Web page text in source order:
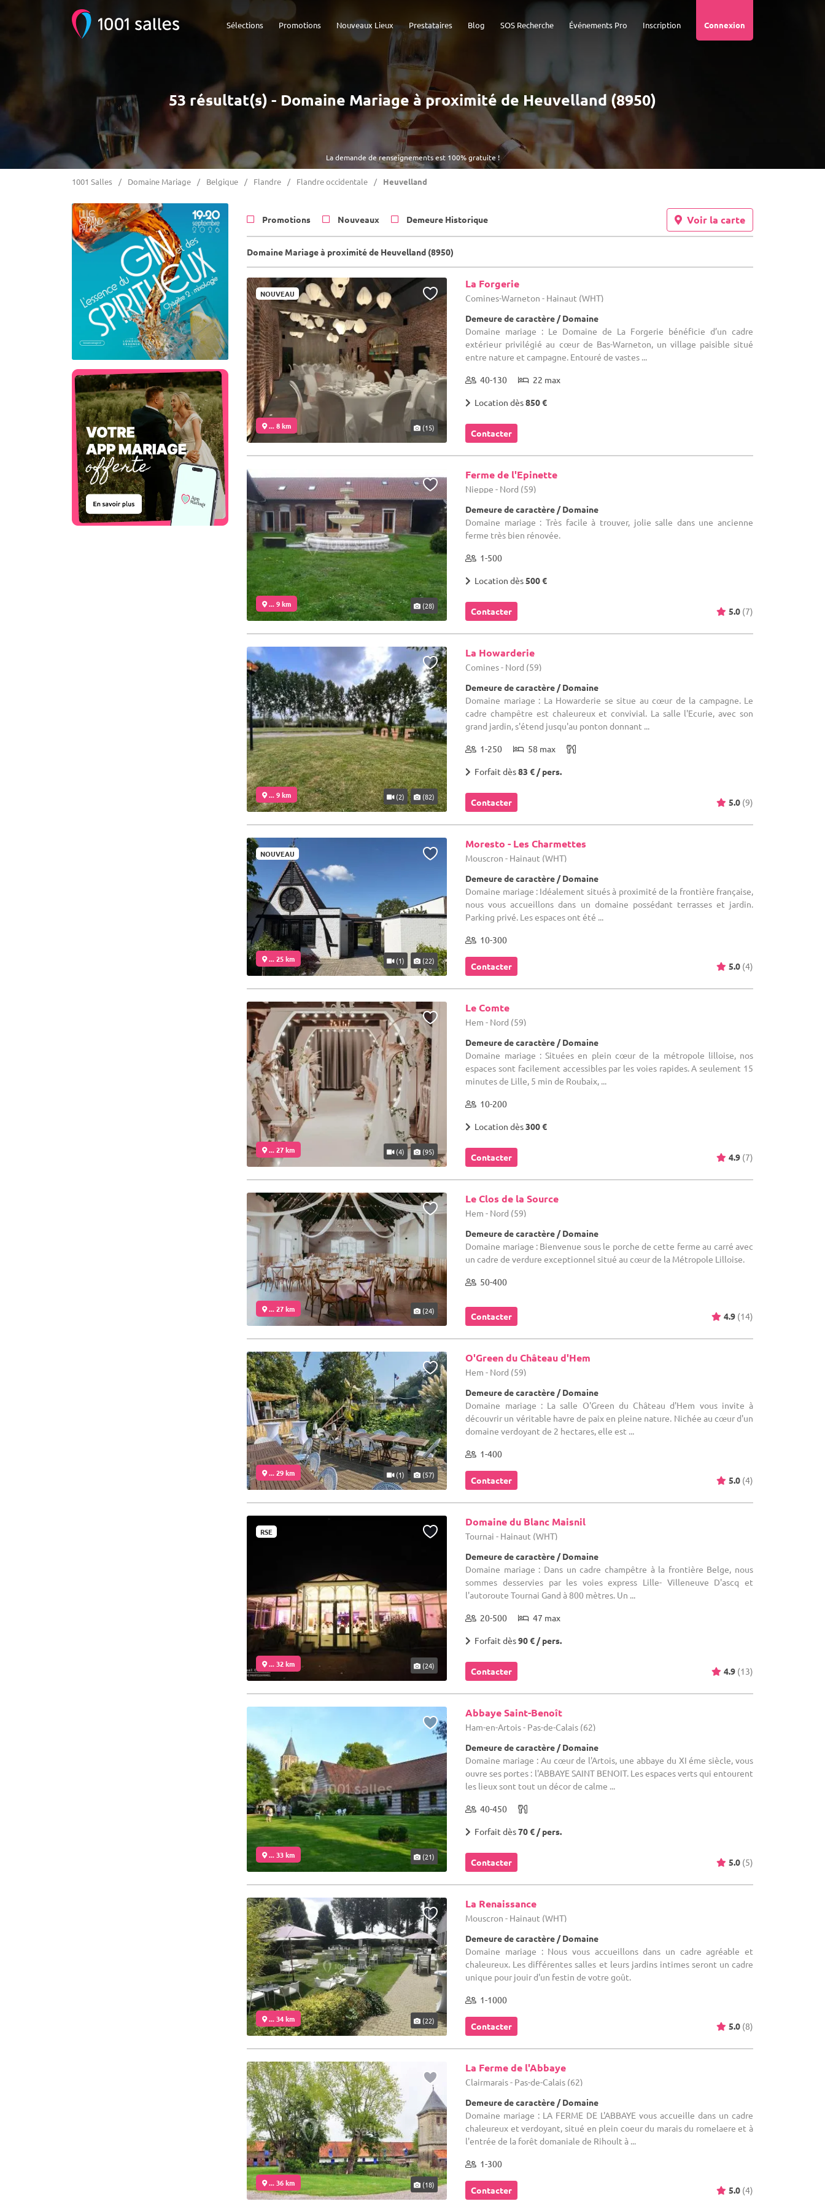
Connexion
Inscription
Événements Pro
SOS Recherche
Blog
Prestataires
Nouveaux Lieux
Promotions
Sélections
La demande de renseignements est 100% gratuite !
53 résultat(s) - Domaine Mariage à proximité de Heuvelland (8950)
1001 Salles Domaine Mariage Belgique Flandre Flandre occidentale Heuvelland
Promotions Nouveaux Demeure Historique Voir la carte
Domaine Mariage à proximité de Heuvelland (8950)
NOUVEAU
... 8 km (15)
La Forgerie
Comines-Warneton - Hainaut (WHT)
Demeure de caractère / Domaine
Domaine mariage : Le Domaine de La Forgerie bénéficie d’un cadre
extérieur privilégié au cœur de Bas-Warneton, un village paisible situé
entre nature et campagne. Entouré de vastes ...
40-130 22 max
Location dès850 €
Contacter
... 9 km (28)
Ferme de l'Epinette
Nieppe - Nord (59)
Demeure de caractère / Domaine
Domaine mariage : Très facile à trouver, jolie salle dans une ancienne
ferme très bien rénovée.
1-500
Location dès500 €
Contacter 5.0 (7)
... 9 km (2) (82)
La Howarderie
Comines - Nord (59)
Demeure de caractère / Domaine
Domaine mariage : La Howarderie se situe au cœur de la campagne. Le
cadre champêtre est chaleureux et convivial. La salle l'Ecurie, avec son
grand jardin, s'étend jusqu'au ponton donnant ...
1-250 58 max
Forfait dès83 € / pers.
Contacter 5.0 (9)
NOUVEAU
... 25 km (1) (22)
Moresto - Les Charmettes
Mouscron - Hainaut (WHT)
Demeure de caractère / Domaine
Domaine mariage : Idéalement situés à proximité de la frontière française,
nous vous accueillons dans un domaine possédant terrasses et jardin.
Parking privé. Les espaces ont été ...
10-300
Contacter 5.0 (4)
... 27 km (4) (95)
Le Comte
Hem - Nord (59)
Demeure de caractère / Domaine
Domaine mariage : Situées en plein cœur de la métropole lilloise, nos
espaces sont facilement accessibles par les voies rapides. A seulement 15
minutes de Lille, 5 min de Roubaix, ...
10-200
Location dès300 €
Contacter 4.9 (7)
... 27 km (24)
Le Clos de la Source
Hem - Nord (59)
Demeure de caractère / Domaine
Domaine mariage : Bienvenue sous le porche de cette ferme au carré avec
un cadre de verdure exceptionnel situé au cœur de la Métropole Lilloise.
50-400
Contacter 4.9 (14)
... 29 km (1) (57)
O'Green du Château d'Hem
Hem - Nord (59)
Demeure de caractère / Domaine
Domaine mariage : La salle O'Green du Château d'Hem vous invite à
découvrir un véritable havre de paix en pleine nature. Nichée au cœur d'un
domaine verdoyant de 2 hectares, elle est ...
1-400
Contacter 5.0 (4)
RSE
... 32 km (24)
Domaine du Blanc Maisnil
Tournai - Hainaut (WHT)
Demeure de caractère / Domaine
Domaine mariage : Dans un cadre champêtre à la frontière Belge, nous
sommes desservies par les voies express Lille- Villeneuve D'ascq et
l'autoroute Tournai Gand à 800 mètres. Un ...
20-500 47 max
Forfait dès90 € / pers.
Contacter 4.9 (13)
... 33 km (21)
Abbaye Saint-Benoît
Ham-en-Artois - Pas-de-Calais (62)
Demeure de caractère / Domaine
Domaine mariage : Au cœur de l'Artois, une abbaye du XI éme siècle, vous
ouvre ses portes : l'ABBAYE SAINT BENOIT. Les espaces verts qui entourent
les lieux sont tout un décor de calme ...
40-450
Forfait dès70 € / pers.
Contacter 5.0 (5)
... 34 km (22)
La Renaissance
Mouscron - Hainaut (WHT)
Demeure de caractère / Domaine
Domaine mariage : Nous vous accueillons dans un cadre agréable et
chaleureux. Les différentes salles et leurs jardins intimes seront un cadre
unique pour jouir d'un festin de votre goût.
1-1000
Contacter 5.0 (8)
... 36 km (18)
La Ferme de l'Abbaye
Clairmarais - Pas-de-Calais (62)
Demeure de caractère / Domaine
Domaine mariage : LA FERME DE L'ABBAYE vous accueille dans un cadre
chaleureux et verdoyant, situé en plein coeur du marais du romelaere et à
l'entrée de la forêt domaniale de Rihoult à ...
1-300
Contacter 5.0 (4)